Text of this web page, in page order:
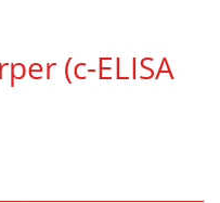
(c-ELISA